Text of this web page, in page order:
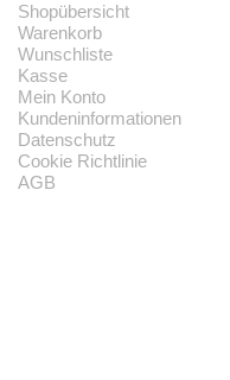
Shopübersicht
Warenkorb
Wunschliste
Kasse
Mein Konto
Kundeninformationen
Datenschutz
Cookie Richtlinie
AGB